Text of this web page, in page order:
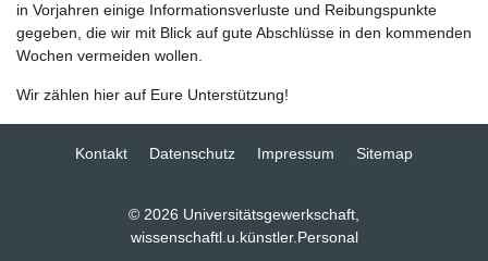
in Vorjahren einige Informationsverluste und Reibungspunkte
gegeben, die wir mit Blick auf gute Abschlüsse in den kommenden
Wochen vermeiden wollen.
Wir zählen hier auf Eure Unterstützung!
Kontakt Datenschutz Impressum Sitemap
© 2026 Universitätsgewerkschaft,
wissenschaftl.u.künstler.Personal